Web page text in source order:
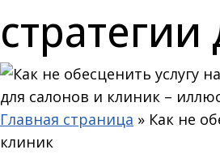
Главная страница » Как не
клиник